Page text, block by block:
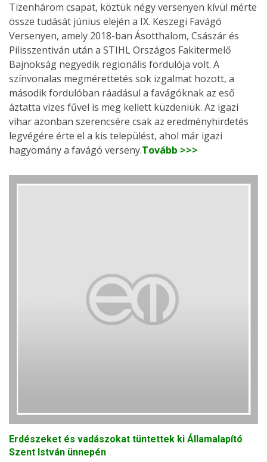
Tizenhárom csapat, köztük négy versenyen kívül mérte
össze tudását június elején a IX. Keszegi Favágó
Versenyen, amely 2018-ban Ásotthalom, Császár és
Pilisszentiván után a STIHL Országos Fakitermelő
Bajnokság negyedik regionális fordulója volt. A
színvonalas megmérettetés sok izgalmat hozott, a
második fordulóban ráadásul a favágóknak az eső
áztatta vizes fűvel is meg kellett küzdeniük. Az igazi
vihar azonban szerencsére csak az eredményhirdetés
legvégére érte el a kis települést, ahol már igazi
hagyomány a favágó verseny.Tovább >>>
Erdészeket és vadászokat tüntettek ki Államalapító
Szent István ünnepén